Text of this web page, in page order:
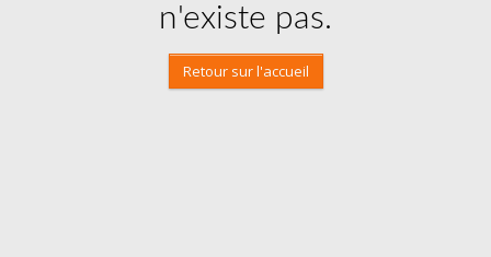
n'existe pas.
Retour sur l'accueil